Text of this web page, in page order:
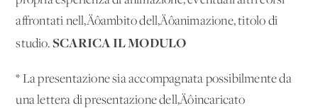
affrontati nell‚Äôambito dell‚Äôanimazione, titolo di
studio.SCARICA IL MODULO
* La presentazione sia accompagnata possibilmente da
una lettera di presentazione dell‚Äôincaricato